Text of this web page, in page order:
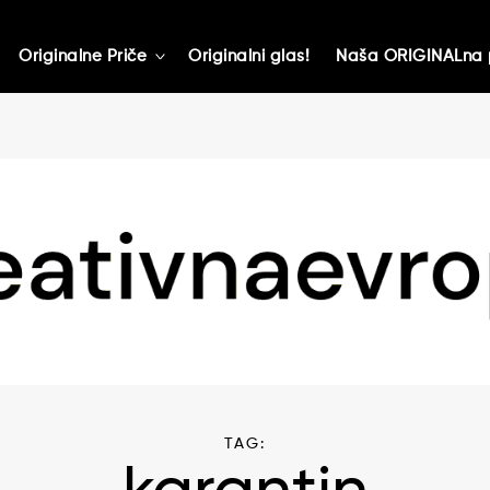
Originalne Priče toggle
Originalni glas! Naša
TAG: